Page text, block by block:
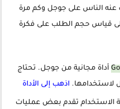
عنه الناس على جوجل وكم مرة
قياس حجم الطلب على فكرة
أداة مجانية من جوجل. تحتاج
لاستخدامها. اذهب إلى الأداة
الاستخدام تقدم بعض عمليات